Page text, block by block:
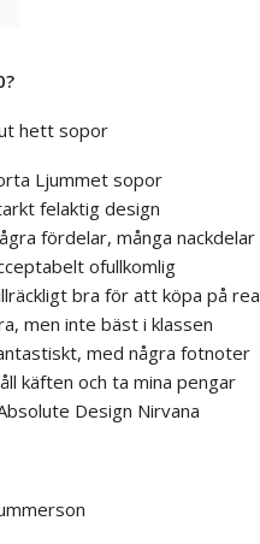
?
hett sopor
Ljummet sopor
felaktig design
fördelar, många nackdelar
ofullkomlig
bra för att köpa på rea
men inte bäst i klassen
med några fotnoter
käften och ta mina pengar
Design Nirvana